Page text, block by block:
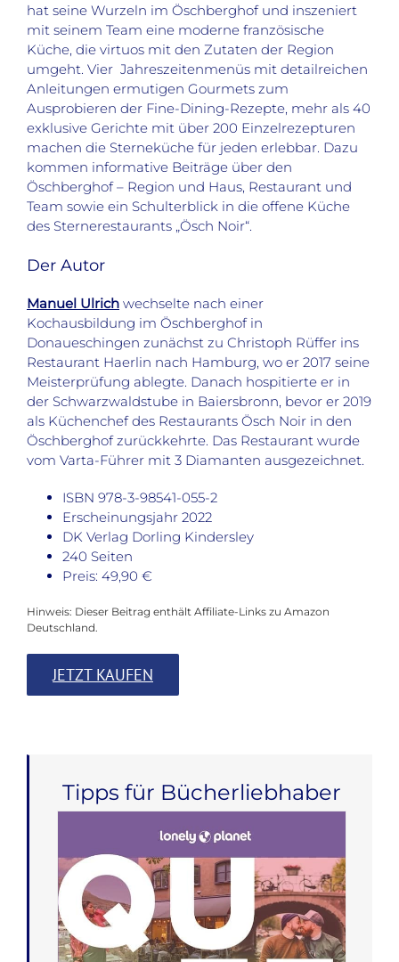
hat seine Wurzeln im Öschberghof und inszeniert
mit seinem Team eine moderne französische
Küche, die virtuos mit den Zutaten der Region
umgeht. Vier Jahreszeitenmenüs mit detailreichen
Anleitungen ermutigen Gourmets zum
Ausprobieren der Fine-Dining-Rezepte, mehr als 40
exklusive Gerichte mit über 200 Einzelrezepturen
machen die Sterneküche für jeden erlebbar. Dazu
kommen informative Beiträge über den
Öschberghof – Region und Haus, Restaurant und
Team sowie ein Schulterblick in die offene Küche
des Sternerestaurants „Ösch Noir“.
Der Autor
Manuel Ulrich wechselte nach einer
Kochausbildung im Öschberghof in
Donaueschingen zunächst zu Christoph Rüffer ins
Restaurant Haerlin nach Hamburg, wo er 2017 seine
Meisterprüfung ablegte. Danach hospitierte er in
der Schwarzwaldstube in Baiersbronn, bevor er 2019
als Küchenchef des Restaurants Ösch Noir in den
Öschberghof zurückkehrte. Das Restaurant wurde
vom Varta-Führer mit 3 Diamanten ausgezeichnet.
ISBN 978-3-98541-055-2
Erscheinungsjahr 2022
DK Verlag Dorling Kindersley
240 Seiten
Preis: 49,90 €
Hinweis: Dieser Beitrag enthält Affiliate-Links zu Amazon
Deutschland.
JETZT KAUFEN
Tipps für Bücherliebhaber